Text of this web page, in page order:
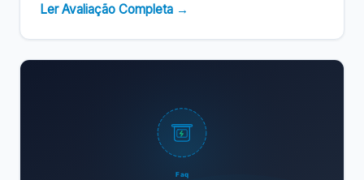
Ler Avaliação Completa →
Faq